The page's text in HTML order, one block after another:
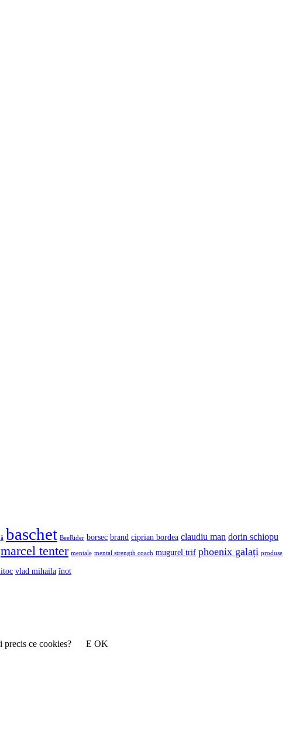
baschet BeeRider borsec brand ciprian bordea claudiu man dorin schiopu
marcel tenter mentale mental strength coach mugurel trif phoenix galați produse
vlad mihaila înot
precis ce cookies?
E OK